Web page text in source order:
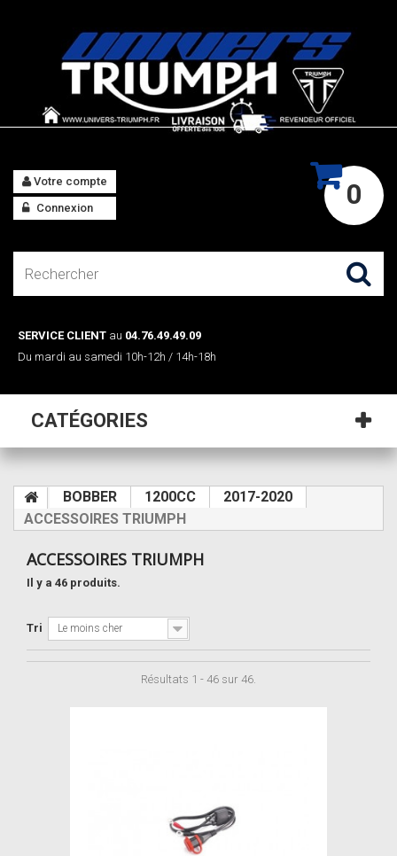
0
Votre compte
Connexion
SERVICE CLIENT au 04.76.49.49.09
Du mardi au samedi 10h-12h / 14h-18h
CATÉGORIES
BOBBER 1200CC
2017-2020
ACCESSOIRES TRIUMPH
ACCESSOIRES TRIUMPH
Il y a 46 produits.
Tri Le moins cher
Résultats 1 - 46 sur 46.